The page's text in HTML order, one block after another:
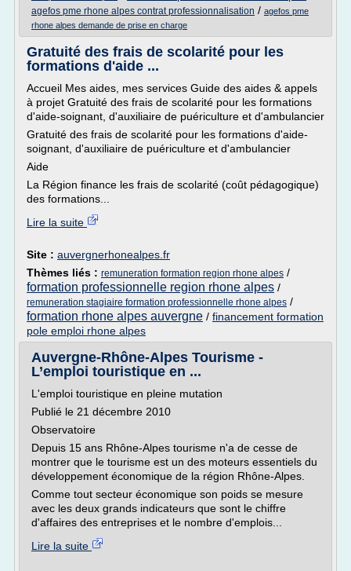
agefos pme rhone alpes contrat professionnalisation / agefos pme
rhone alpes demande de prise en charge
Gratuité des frais de scolarité pour les
formations d'aide ...
Accueil Mes aides, mes services Guide des aides & appels
à projet Gratuité des frais de scolarité pour les formations
d'aide-soignant, d'auxiliaire de puériculture et d'ambulancier
Gratuité des frais de scolarité pour les formations d'aide-
soignant, d'auxiliaire de puériculture et d'ambulancier
Aide
La Région finance les frais de scolarité (coût pédagogique)
des formations...
Lire la suite
Site : auvergnerhonealpes.fr
Thèmes liés : remuneration formation region rhone alpes /
formation professionnelle region rhone alpes /
remuneration stagiaire formation professionnelle rhone alpes /
formation rhone alpes auvergne / financement formation
pole emploi rhone alpes
Auvergne-Rhône-Alpes Tourisme -
L’emploi touristique en ...
L'emploi touristique en pleine mutation
Publié le 21 décembre 2010
Observatoire
Depuis 15 ans Rhône-Alpes tourisme n'a de cesse de
montrer que le tourisme est un des moteurs essentiels du
développement économique de la région Rhône-Alpes.
Comme tout secteur économique son poids se mesure
avec les deux grands indicateurs que sont le chiffre
d'affaires des entreprises et le nombre d'emplois...
Lire la suite